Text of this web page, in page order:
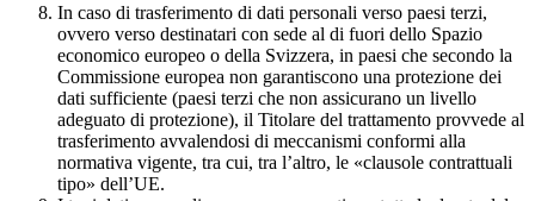
In caso di trasferimento di dati personali verso paesi terzi,
ovvero verso destinatari con sede al di fuori dello Spazio
economico europeo o della Svizzera, in paesi che secondo la
Commissione europea non garantiscono una protezione dei
dati sufficiente (paesi terzi che non assicurano un livello
adeguato di protezione), il Titolare del trattamento provvede al
trasferimento avvalendosi di meccanismi conformi alla
normativa vigente, tra cui, tra l’altro, le «clausole contrattuali
tipo» dell’UE.